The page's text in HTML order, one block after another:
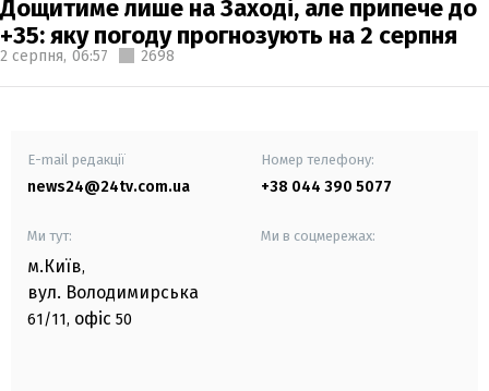
Дощитиме лише на Заході, але припече до
+35: яку погоду прогнозують на 2 серпня
2 серпня, 06:57 2698
E-mail редакції
news24@24tv.com.ua
Номер телефону:
+38 044 390 5077
Ми тут:
м.Київ,
вул. Володимирська
61/11, офіс 50
Ми в соцмережах: